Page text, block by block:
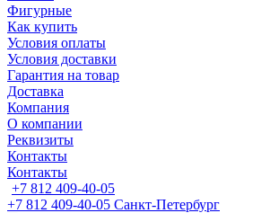
Фигурные
Как купить
Условия оплаты
Условия доставки
Гарантия на товар
Доставка
Компания
О компании
Реквизиты
Контакты
Контакты
+7 812 409-40-05
+7 812 409-40-05 Санĸт-Петербург